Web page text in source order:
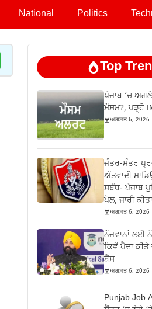
National Politics
Top
ਪੰਜਾਬ ‘ਚ
ਮੌਸਮ?, ਪੜ੍ਹੋ
ਅਗਸਤ 6, 2026
ਜੰਤਰ-ਮੰਤਰ
ਅੱਤਵਾਦੀ
ਸਬੰਧ- ਪੰਜਾਬ
ਪੋਲ, ਜਾਰੀ
ਅਗਸਤ 6, 2026
ਨੌਜਵਾਨਾਂ ਲਈ
ਕਿਵੇਂ ਪੈਦਾ
ਬੈਂਸ
ਅਗਸਤ 6, 2026
Punjab Job